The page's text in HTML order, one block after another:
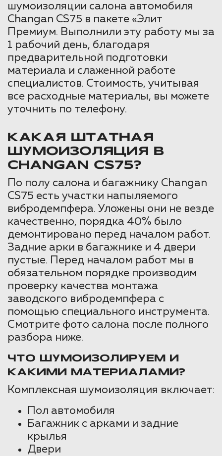
шумоизоляции салона автомобиля
Changan CS75 в пакете «Элит
Премиум. Выполнили эту работу мы за
1 рабочий день, благодаря
предварительной подготовки
материала и слаженной работе
специалистов. Стоимость, учитывая
все расходные материалы, вы можете
уточнить по телефону.
КАКАЯ ШТАТНАЯ
ШУМОИЗОЛЯЦИЯ В
CHANGAN CS75?
По полу салона и багажнику Changan
CS75 есть участки напыляемого
вибродемпфера. Уложены они не везде
качественно, порядка 40% было
демонтировано перед началом работ.
Задние арки в багажнике и 4 двери
пустые. Перед началом работ мы в
обязательном порядке производим
проверку качества монтажа
заводского вибродемпфера с
помощью специального инструмента.
Смотрите фото салона после полного
разбора ниже.
ЧТО ШУМОИЗОЛИРУЕМ И
КАКИМИ МАТЕРИАЛАМИ?
Комплексная шумоизоляция включает:
Пол автомобиля
Багажник с арками и задние
крылья
Двери